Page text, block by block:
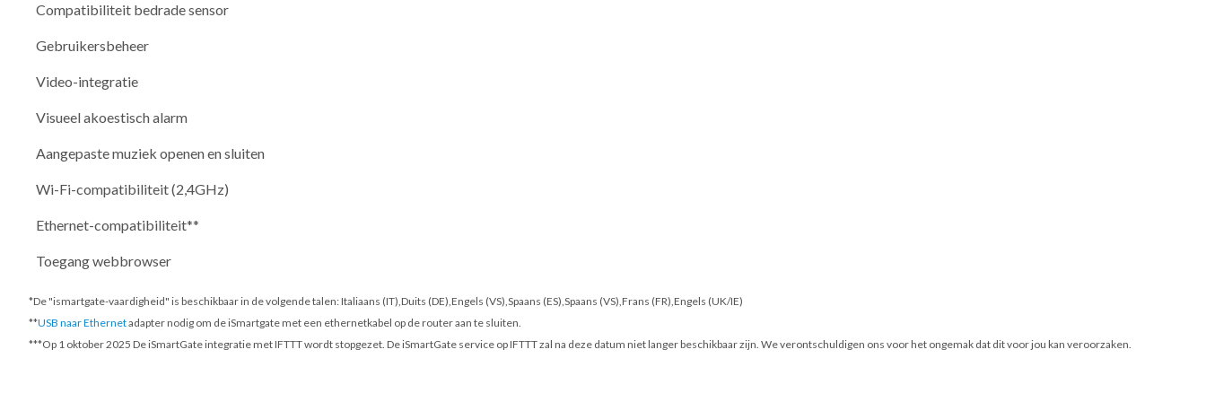
Compatibiliteit bedrade sensor
Gebruikersbeheer
Video-integratie
Visueel akoestisch alarm
Aangepaste muziek openen en sluiten
Wi-Fi-compatibiliteit (2,4GHz)
Ethernet-compatibiliteit**
Toegang webbrowser
*De "ismartgate-vaardigheid" is beschikbaar in de volgende talen: Italiaans (IT),Duits (DE),Engels (VS),Spaans (ES),Spaans (VS),Frans (FR),Engels (UK/IE)
**USB naar Ethernetadapter nodig om de iSmartgate met een ethernetkabel op de router aan te sluiten.
***Op 1 oktober 2025 De iSmartGate integratie met IFTTT wordt stopgezet. De iSmartGate service op IFTTT zal na deze datum niet langer beschikbaar zijn. We verontschuldigen ons voor het ongemak dat dit voor jou kan veroorzaken.